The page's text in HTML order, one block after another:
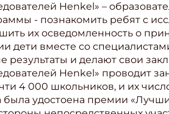
Henkel» –
- познакомить ребят с
их осведомленность о
дети вместе со
результаты и делают свои
Henkel» проводит
4 000 школьников, и их
удостоена премии